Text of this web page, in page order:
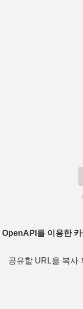
OpenAPI를 이용한
공유할 URL을 복사